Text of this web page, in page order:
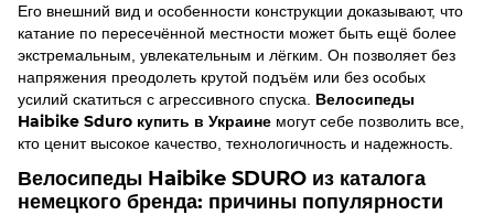
Его внешний вид и особенности конструкции доказывают, что
катание по пересечённой местности может быть ещё более
экстремальным, увлекательным и лёгким. Он позволяет без
напряжения преодолеть крутой подъём или без особых
усилий скатиться с агрессивного спуска. Велосипеды
Haibike Sduro купить в Украине могут себе позволить все,
кто ценит высокое качество, технологичность и надежность.
Велосипеды Haibike SDURO из каталога
немецкого бренда: причины популярности